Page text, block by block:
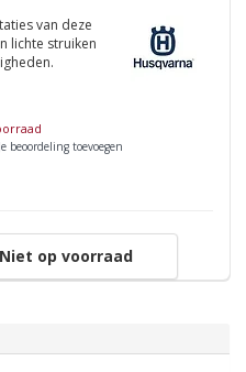
van deze
lichte struiken
beoordeling toevoegen
Niet op voorraad